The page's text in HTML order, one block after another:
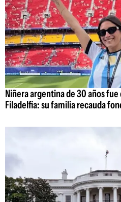
Niñera argentina de 30 años
Filadelfia: su familia recauda